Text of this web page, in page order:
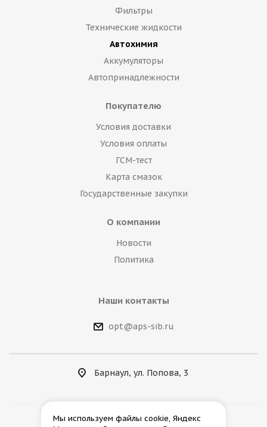
Фильтры
Технические жидкости
Автохимия
Аккумуляторы
Автопринадлежности
Покупателю
Условия доставки
Условия оплаты
ГСМ-тест
Карта смазок
Государственные закупки
О компании
Новости
Политика
Наши контакты
opt@aps-sib.ru
Барнаул, ул. Попова, 3
Мы используем файлы cookie, Яндекс